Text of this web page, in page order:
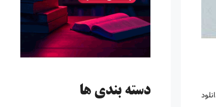
دسته‌ بندی ها